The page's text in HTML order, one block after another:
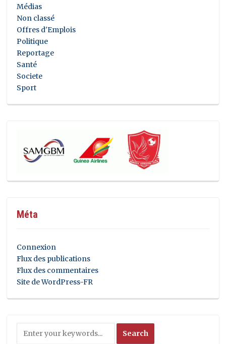
Médias
Non classé
Offres d'Emplois
Politique
Reportage
Santé
Societe
Sport
Méta
Connexion
Flux des publications
Flux des commentaires
Site de WordPress-FR